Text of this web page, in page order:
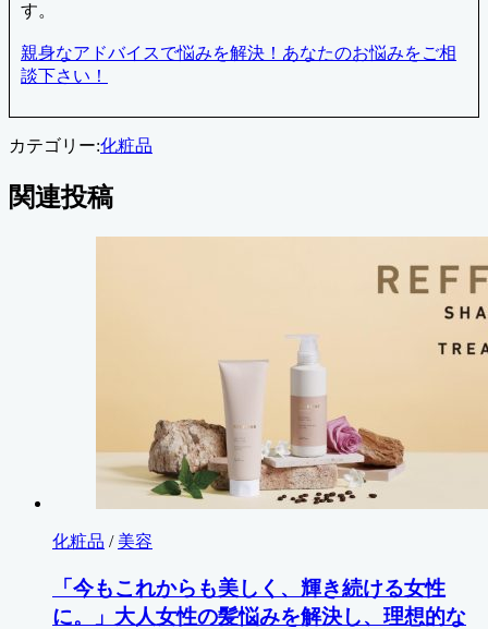
す。
親身なアドバイスで悩みを解決！あなたのお悩みをご相
談下さい！
カテゴリー:化粧品
関連投稿
化粧品 / 美容
「今もこれからも美しく、輝き続ける女性
に。」大人女性の髪悩みを解決し、理想的な